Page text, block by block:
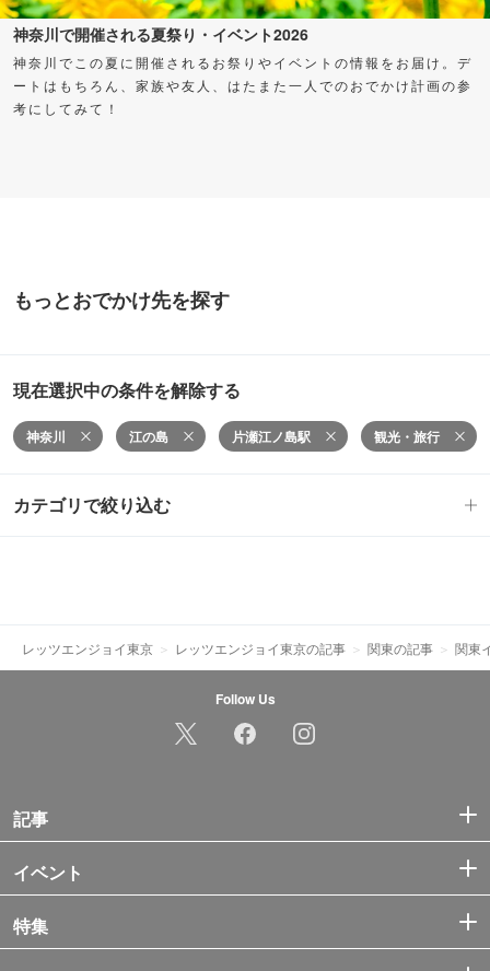
神奈川で開催される夏祭り・イベント2026
神奈川でこの夏に開催されるお祭りやイベントの情報をお届け。デ
ートはもちろん、家族や友人、はたまた一人でのおでかけ計画の参
考にしてみて！
もっとおでかけ先を探す
現在選択中の条件を解除する
神奈川 江の島 片瀬江ノ島駅 観光・旅行
カテゴリで絞り込む
レッツエンジョイ東京 レッツエンジョイ東京の記事 関東の記事 関東
Follow Us
記事
イベント
特集